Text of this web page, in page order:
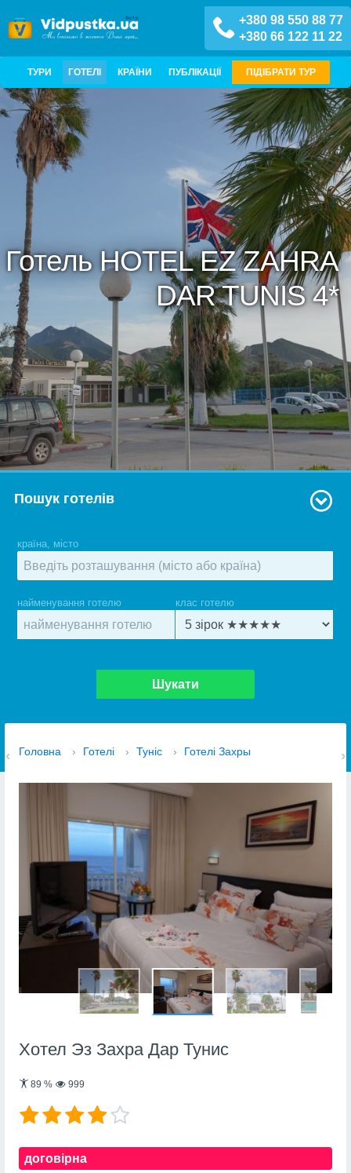
+380 98 550 88 77
+380 66 122 11 22
ТУРИ ГОТЕЛІ КРАЇНИ ПУБЛІКАЦІЇ ПІДІБРАТИ ТУР
Готель HOTEL EZ ZAHRA
DAR TUNIS 4*
Пошук готелів
країна, місто
найменування готелю клас готелю
Шукати
Головна › Готелі › Туніс › Готелі Захры
Хотел Эз Захра Дар Тунис
89 % 999
договірна